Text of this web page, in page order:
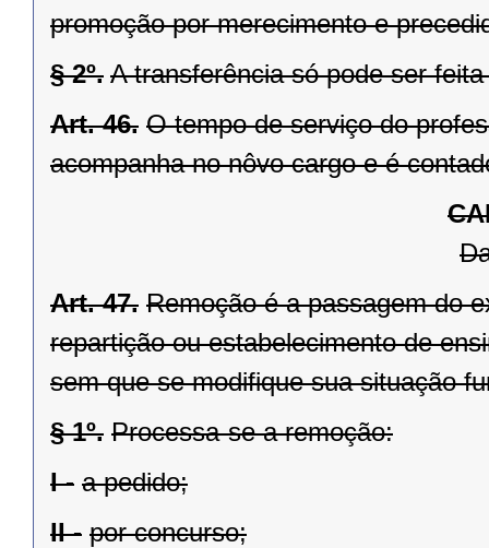
promoção por merecimento e
§ 2º. A transferência só pode ser
Art. 46. O tempo de serviço do
acompanha no nôvo cargo e é
Art. 47. Remoção é a passagem do
repartição ou estabelecimento de
sem que se modifique sua situação
§ 1º. Processa-se a remoção:
I - a pedido;
II - por concurso;